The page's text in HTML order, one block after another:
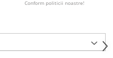
Conform politicii noastre!